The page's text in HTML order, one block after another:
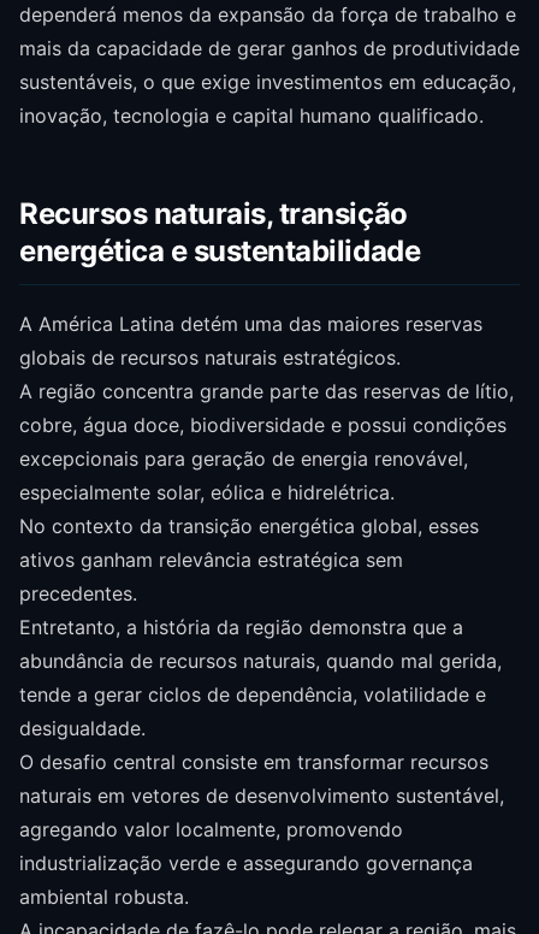
dependerá menos da expansão da força de trabalho e
mais da capacidade de gerar ganhos de produtividade
sustentáveis, o que exige investimentos em educação,
inovação, tecnologia e capital humano qualificado.
Recursos naturais, transição
energética e sustentabilidade
A América Latina detém uma das maiores reservas
globais de recursos naturais estratégicos.
A região concentra grande parte das reservas de lítio,
cobre, água doce, biodiversidade e possui condições
excepcionais para geração de energia renovável,
especialmente solar, eólica e hidrelétrica.
No contexto da transição energética global, esses
ativos ganham relevância estratégica sem
precedentes.
Entretanto, a história da região demonstra que a
abundância de recursos naturais, quando mal gerida,
tende a gerar ciclos de dependência, volatilidade e
desigualdade.
O desafio central consiste em transformar recursos
naturais em vetores de desenvolvimento sustentável,
agregando valor localmente, promovendo
industrialização verde e assegurando governança
ambiental robusta.